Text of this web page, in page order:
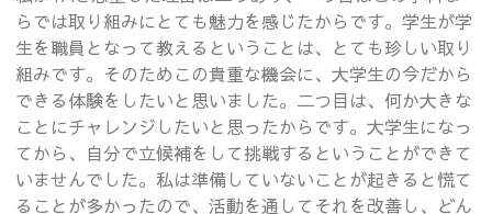
らでは取り組みにとても魅力を感じたからです。学生が学
生を職員となって教えるということは、とても珍しい取り
組みです。そのためこの貴重な機会に、大学生の今だから
できる体験をしたいと思いました。二つ目は、何か大きな
ことにチャレンジしたいと思ったからです。大学生になっ
てから、自分で立候補をして挑戦するということができて
いませんでした。私は準備していないことが起きると慌て
ることが多かったので、活動を通してそれを改善し、どん